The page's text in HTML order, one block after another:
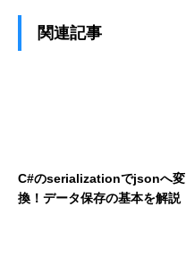
関連記事
C#のserializationでjsonへ変
換！データ保存の基本を解説